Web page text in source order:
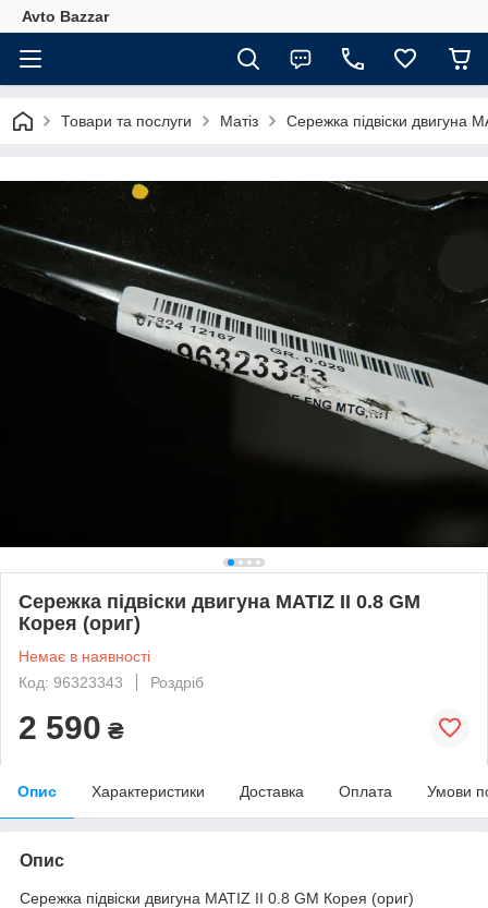
Avto Bazzar
Товари та послуги Матіз Сережка підвіски двигуна
Сережка підвіски двигуна MATIZ II 0.8 GM
Корея (ориг)
Немає в наявності
Код: 96323343
Роздріб
2 590 ₴
Опис Характеристики Доставка Оплата Умови
Опис
Сережка підвіски двигуна MATIZ II 0.8 GM Корея (ориг)